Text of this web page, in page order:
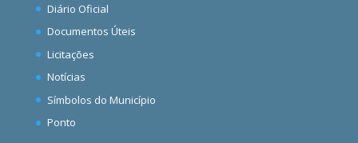
Diário Oficial
Documentos Úteis
Licitações
Notícias
Símbolos do Município
Ponto